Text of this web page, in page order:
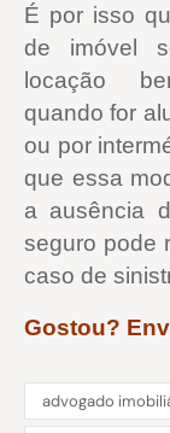
É por isso
de imóvel
locação
quando for
ou por
que essa
a ausência
seguro pode
caso de
Gostou?
advogado